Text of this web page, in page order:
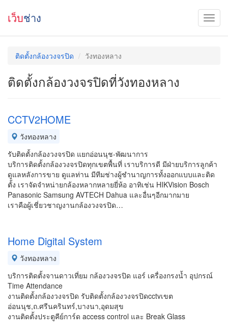
เว็บช่าง
ติดตั้งกล้องวงจรปิด วังทองหลาง
ติดตั้งกล้องวงจรปิดที่วังทองหลาง
CCTV2HOME
วังทองหลาง
รับติดตั้งกล้องวงจรปิด แยกอ่อนนุช-พัฒนาการ
บริการติดตั้งกล้องวงจรปิดทุกเขตพื้นที่ เราบริการดี มีฝ่ายบริการลูกค้า
ดูแลหลังการขาย ดูแลท่าน มีทีมช่างผู้ชำนาญการทั้งออกแบบและติด
ตั้ง เราจัดจำหน่ายกล้องหลากหลายยี่ห้อ อาทิเช่น HIKVision Bosch
Panasonic Samsung AVTECH Dahua และอื่นๆอีกมากมาย
เราคือผู้เชี่ยวชาญงานกล้องวงจรปิด…
Home Digital System
วังทองหลาง
บริการติดตั้งจานดาวเที่ยม กล้องวงจรปิด แอร์ เครื่องกรงน้ำ อุปกรณ์
Time Attendance
งานติดตั้งกล้องวงจรปิด รับติดตั้งกล้องวงจรปิดcctvเขต
อ่อนนุช,ถ.ศรีนครินทร์,บางนา,อุดมสุข
งานติดตั้งประตูคีย์การ์ด access control และ Break Glass